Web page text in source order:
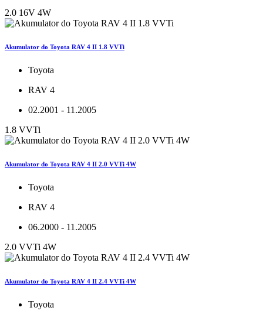
2.0 16V 4W
Akumulator do Toyota RAV 4 II 1.8 VVTi
Toyota
RAV 4
02.2001 - 11.2005
1.8 VVTi
Akumulator do Toyota RAV 4 II 2.0 VVTi 4W
Toyota
RAV 4
06.2000 - 11.2005
2.0 VVTi 4W
Akumulator do Toyota RAV 4 II 2.4 VVTi 4W
Toyota